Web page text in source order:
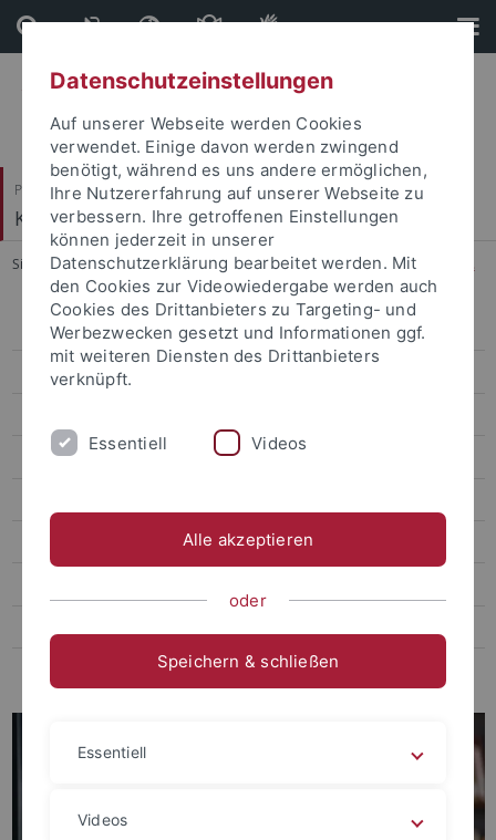
Direkt
zum
Inhalt
Direkt
zur
Fußleiste
Philosophische Fakultät
Kunsthistorisches Institut
Sie sind hier: Startseite ... Michalski, Sergiusz, Prof. Dr. phil. habil.
Ehemalige ProfessorInnen
Pawlak, Anna, Prof. Dr. phil.
Lange, Barbara, Prof. Dr. phil. habil.
Ehemalige Gast- und Vertretungsprofessor:innen
Ehemalige MitarbeiterInnen
Datenschutzeinstellungen
Auf unserer Webseite werden Cookies
verwendet. Einige davon werden zwingend
benötigt, während es uns andere ermöglichen,
Ihre Nutzererfahrung auf unserer Webseite zu
verbessern. Ihre getroffenen Einstellungen
können jederzeit in unserer
Datenschutzerklärung bearbeitet werden. Mit
den Cookies zur Videowiedergabe werden auch
Cookies des Drittanbieters zu Targeting- und
Werbezwecken gesetzt und Informationen ggf.
mit weiteren Diensten des Drittanbieters
verknüpft.
Essentiell Videos
Alle akzeptieren
oder
Speichern & schließen
Essentiell
Videos